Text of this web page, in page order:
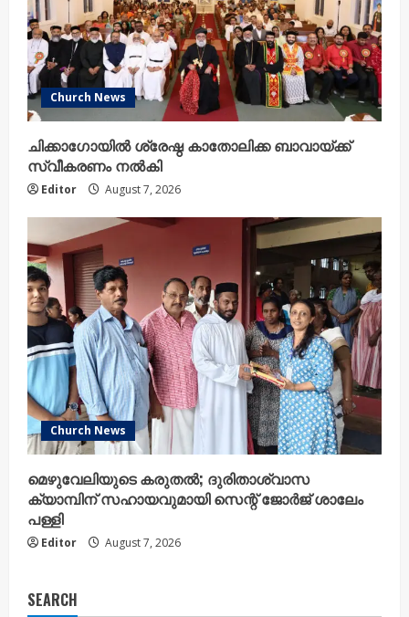
Church News
ചിക്കാഗോയിൽ ശ്രേഷ്ഠ കാതോലിക്ക ബാവായ്ക്ക്
സ്വീകരണം നൽകി
Editor August 7, 2026
Church News
മെഴുവേലിയുടെ കരുതൽ; ദുരിതാശ്വാസ
ക്യാമ്പിന് സഹായവുമായി സെന്റ് ജോർജ് ശാലേം
പള്ളി
Editor August 7, 2026
SEARCH